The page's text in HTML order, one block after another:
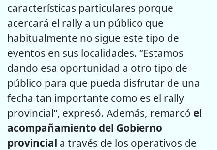
características particulares porque
acercará el rally a un público que
habitualmente no sigue este tipo de
eventos en sus localidades. “Estamos
dando esa oportunidad a otro tipo de
público para que pueda disfrutar de una
fecha tan importante como es el rally
provincial”, expresó. Además, remarcó el
acompañamiento del Gobierno
provincial a través de los operativos de